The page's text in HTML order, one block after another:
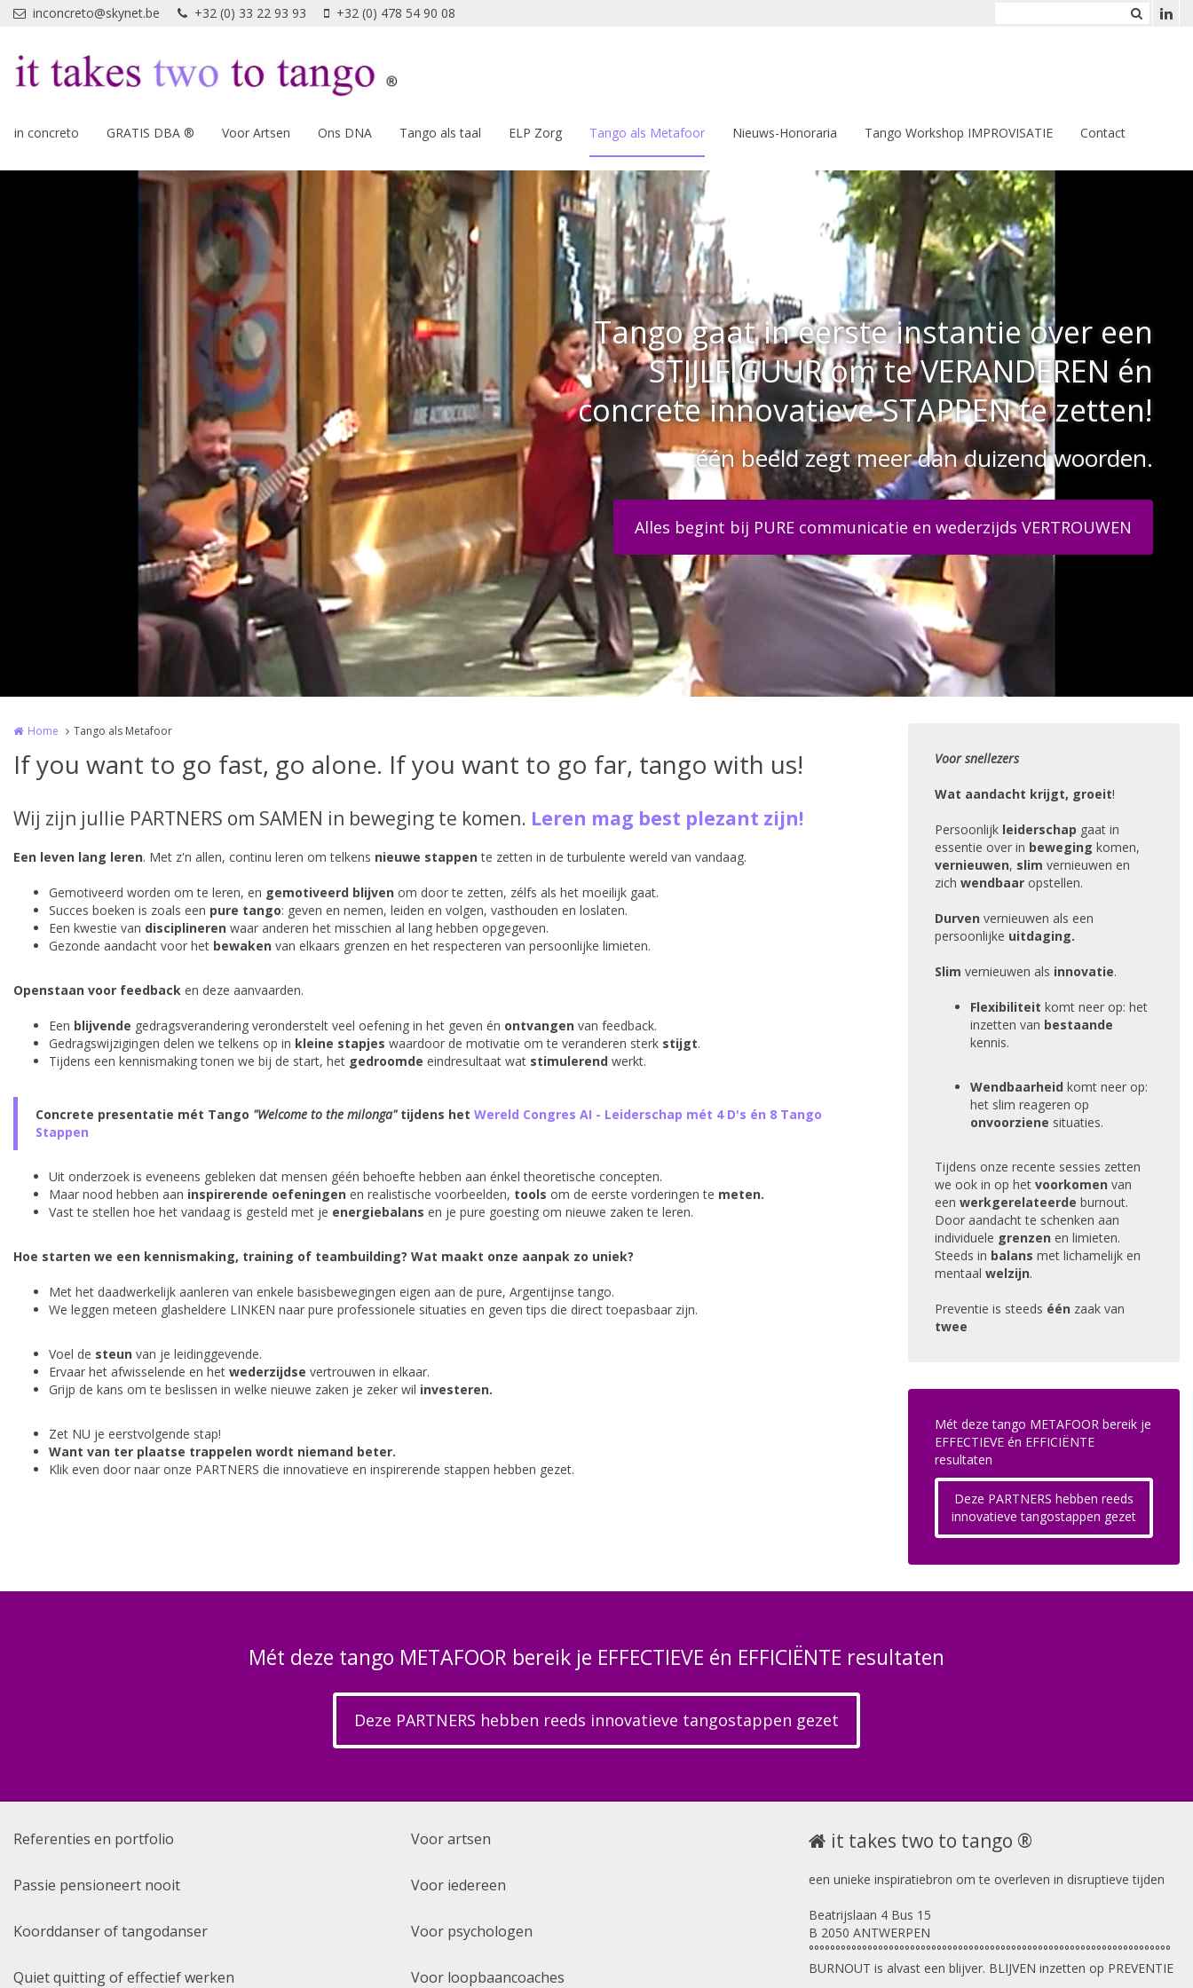
Overslaan en naar de inhoud gaan
inconcreto@skynet.be +32 (0) 33 22 93 93 +32 (0) 478 54 90 08
in concreto GRATIS DBA ® Voor Artsen Ons DNA Tango als taal ELP Zorg Tango als Metafoor Nieuws-Honoraria Tango Workshop IMPROVISATIE Contact
Tango gaat in eerste instantie over een
STIJLFIGUUR om te VERANDEREN én
concrete innovatieve STAPPEN te zetten!
één beeld zegt meer dan duizend woorden.
Home Tango als Metafoor
If you want to go fast, go alone. If you want to go far, tango with us!
Wij zijn jullie PARTNERS om SAMEN in beweging te komen. Leren mag best plezant zijn!
Een leven lang leren. Met z'n allen, continu leren om telkens nieuwe stappente zetten in de turbulente wereld van vandaag.
Gemotiveerd worden om te leren, en gemotiveerd blijven om door te zetten, zélfs als het moeilijk gaat.
Succes boeken is zoals een pure tango: geven en nemen, leiden en volgen, vasthouden en loslaten.
Een kwestie van disciplineren waar anderen het misschien al lang hebben opgegeven.
Gezonde aandacht voor het bewaken van elkaars grenzen en het respecteren van persoonlijke limieten.
Openstaan voor feedback en deze aanvaarden.
Een blijvende gedragsverandering veronderstelt veel oefening in het geven én ontvangen van feedback.
Gedragswijzigingen delen we telkens op in kleine stapjes waardoor de motivatie om te veranderen sterk stijgt.
Tijdens een kennismaking tonen we bij de start, het gedroomde eindresultaat wat stimulerend werkt.
Concrete presentatie mét Tango "Welcome to the milonga"tijdens het Wereld Congres AI - Leiderschap mét 4 D's én 8 Tango
Stappen
Uit onderzoek is eveneens gebleken dat mensen géén behoefte hebben aan énkel theoretische concepten.
Maar nood hebben aan inspirerende oefeningen en realistische voorbeelden, tools om de eerste vorderingen te meten.
Vast te stellen hoe het vandaag is gesteld met je energiebalans en je pure goesting om nieuwe zaken te leren.
Hoe starten we een kennismaking, training of teambuilding? Wat maakt onze aanpak zo uniek?
Met het daadwerkelijk aanleren van enkele basisbewegingen eigen aan de pure, Argentijnse tango.
We leggen meteen glasheldere LINKEN naar pure professionele situaties en geven tips die direct toepasbaar zijn.
Voel de steun van je leidinggevende.
Ervaar het afwisselende en het wederzijdse vertrouwen in elkaar.
Grijp de kans om te beslissen in welke nieuwe zaken je zeker wil investeren.
Zet NU je eerstvolgende stap!
Want van ter plaatse trappelen wordt niemand beter.
Klik even door naar onze PARTNERS die innovatieve en inspirerende stappen hebben gezet.
Voor snellezers
Wat aandacht krijgt, groeit!
Persoonlijk leiderschap gaat in
essentie over in beweging komen,
vernieuwen, slim vernieuwen en
zich wendbaar opstellen.
Durven vernieuwen als een
persoonlijke uitdaging.
Slim vernieuwen als innovatie.
Flexibiliteit komt neer op: het
inzetten van bestaande
kennis.
Wendbaarheid komt neer op:
het slim reageren op
onvoorziene situaties.
Tijdens onze recente sessies zetten
we ook in op het voorkomen van
een werkgerelateerde burnout.
Door aandacht te schenken aan
individuele grenzen en limieten.
Steeds in balans met lichamelijk en
mentaal welzijn.
Preventie is steeds één zaak van
twee
Mét deze tango METAFOOR bereik je
EFFECTIEVE én EFFICIËNTE
resultaten
Deze PARTNERS hebben reeds
innovatieve tangostappen gezet
Mét deze tango METAFOOR bereik je EFFECTIEVE én EFFICIËNTE resultaten
Deze PARTNERS hebben reeds innovatieve tangostappen gezet
Referenties en portfolio
Passie pensioneert nooit
Koorddanser of tangodanser
Quiet quitting of effectief werken
Voor artsen
Voor iedereen
Voor psychologen
Voor loopbaancoaches
it takes two to tango ®
een unieke inspiratiebron om te overleven in disruptieve tijden
Beatrijslaan 4 Bus 15
B 2050 ANTWERPEN
°°°°°°°°°°°°°°°°°°°°°°°°°°°°°°°°°°°°°°°°°°°°°°°°°°°°°°°°°°°°°°°°°°°°
BURNOUT is alvast een blijver. BLIJVEN inzetten op PREVENTIE